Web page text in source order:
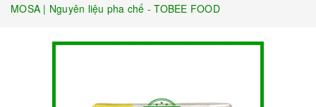
MOSA | Nguyên liệu pha chế - TOBEE FOOD